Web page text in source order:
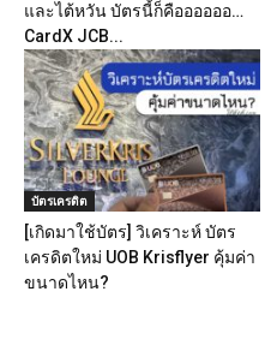
และไต้หวัน บัตรนี้ก็คืออออออ…
CardX JCB...
บัตรเครดิต
[เกิดมาใช้บัตร] วิเคราะห์ บัตร
เครดิตใหม่ UOB Krisflyer คุ้มค่า
ขนาดไหน?